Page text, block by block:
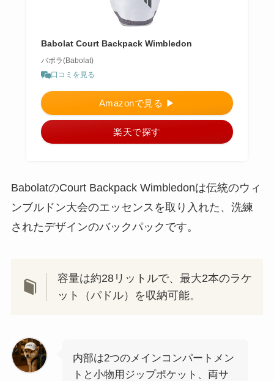
Babolat Court Backpack Wimbledon
バボラ(Babolat)
口コミを見る
Amazonで見る ▶︎
楽天で探す
BabolatのCourt Backpack Wimbledonは伝統のウィ
ンブルドン大会のエッセンスを取り入れた、洗練
されたデザインのバックパックです。
容量は約28リットルで、最大2本のラケ
ット（パドル）を収納可能。
内部は2つのメインコンパートメン
トと小物用ジップポケット、両サ